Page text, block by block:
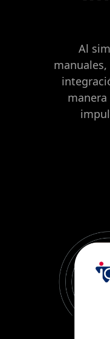
Al